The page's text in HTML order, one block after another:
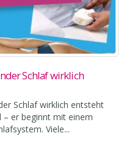
Schlaf wirklich
Schlaf wirklich entsteht
– er beginnt mit einem
Viele...